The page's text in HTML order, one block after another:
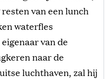
van een lunch
waterfles
van de
naar de
luchthaven, zal hij